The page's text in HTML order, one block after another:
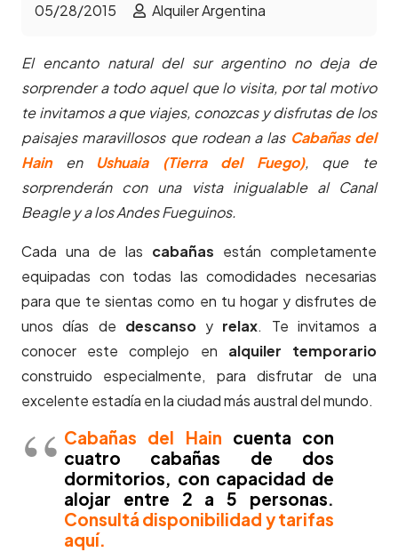
05/28/2015 Alquiler Argentina
El encanto natural del sur argentino no deja de
sorprender a todo aquel que lo visita, por tal motivo
te invitamos a que viajes, conozcas y disfrutas de los
paisajes maravillosos que rodean a las Cabañas del
Hain
en Ushuaia (Tierra del Fuego), que te
sorprenderán con una vista inigualable al Canal
Beagle y a los Andes Fueguinos.
Cada una de las cabañas están completamente
equipadas con todas las comodidades necesarias
para que te sientas como en tu hogar y disfrutes de
unos días de descansoy relax. Te invitamos a
conocer este complejo en alquiler temporario
construido especialmente, para disfrutar de una
excelente estadía en la ciudad más austral del mundo.
Cabañas del Hain cuenta con
cuatro cabañas de dos
dormitorios, con capacidad de
alojar entre 2 a 5 personas.
Consultá disponibilidad y tarifas
aquí.